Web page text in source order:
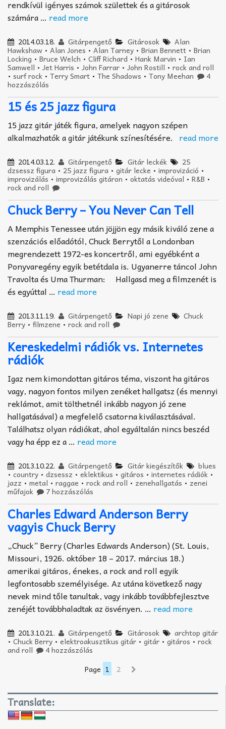
rendkívül igényes számok születtek és a gitárosok
számára … read more
2014.03.18. Gitárpengető Gitárosok Alan
Hawkshaw • Alan Jones • Alan Tarney • Brian Bennett • Brian
Locking • Bruce Welch • Cliff Richard • Hank Marvin • Ian
Samwell • Jet Harris • John Farrar • John Rostill • rock and roll
• surf rock • Terry Smart • The Shadows • Tony Meehan 4
hozzászólás
15 és 25 jazz figura
15 jazz gitár játék figura, amelyek nagyon szépen
alkalmazhatók a gitár játékunk színesítésére. read more
2014.03.12. Gitárpengető Gitár leckék 25
dzsessz figura • 25 jazz figura • gitár lecke • improvizáció •
improvizálás • improvizálás gitáron • oktatás videóval • R&B •
rock and roll
Chuck Berry – You Never Can Tell
A Memphis Tenessee után jöjjön egy másik kiváló zene a
szenzációs előadótól, Chuck Berrytől a Londonban
megrendezett 1972-es koncertről, ami egyébként a
Ponyvaregény egyik betétdala is. Ugyanerre táncol John
Travolta és Uma Thurman: Hallgasd meg a filmzenét is
és egyúttal … read more
2013.11.19. Gitárpengető Napi jó zene Chuck
Berry • filmzene • rock and roll
Kereskedelmi rádiók vs. Internetes
rádiók
Igaz nem kimondottan gitáros téma, viszont ha gitáros
vagy, nagyon fontos milyen zenéket hallgatsz (és mennyi
reklámot, amit tölthetnél inkább nagyon jó zene
hallgatásával) a megfelelő csatorna kiválasztásával.
Találhatsz olyan rádiókat, ahol egyáltalán nincs beszéd
vagy ha épp ez a … read more
2013.10.22. Gitárpengető Gitár kiegészítők blues
• country • dzsessz • eklektikus • gitáros • internetes rádiók •
jazz • metal • raggae • rock and roll • zenehallgatás • zenei
műfajok 7 hozzászólás
Charles Edward Anderson Berry
vagyis Chuck Berry
„Chuck” Berry (Charles Edwards Anderson) (St. Louis,
Missouri, 1926. október 18 – 2017. március 18.)
amerikai gitáros, énekes, a rock and roll egyik
legfontosabb személyisége. Az utána következő nagy
nevek mind tőle tanultak, vagy inkább továbbfejlesztve
zenéjét továbbhaladtak az ösvényen. … read more
2013.10.21. Gitárpengető Gitárosok archtop gitár
• Chuck Berry • elektroakusztikus gitár • gitár • gitáros •rock
and roll
4 hozzászólás
Page 1 2
Translate: